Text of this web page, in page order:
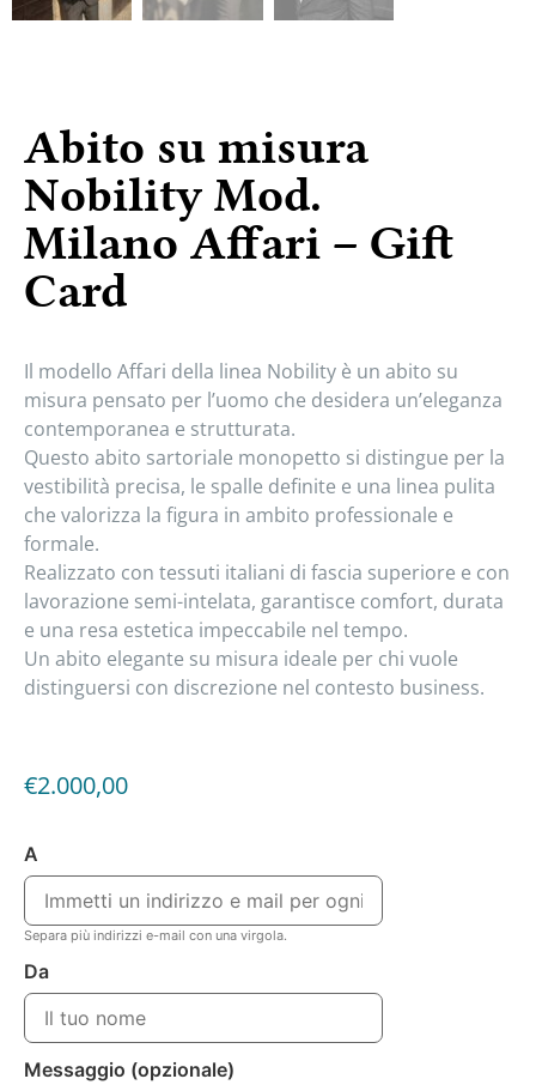
Abito su misura
Nobility Mod.
Milano Affari – Gift
Card
Il modello Affari della linea Nobility è un abito su
misura pensato per l’uomo che desidera un’eleganza
contemporanea e strutturata.
Questo abito sartoriale monopetto si distingue per la
vestibilità precisa, le spalle definite e una linea pulita
che valorizza la figura in ambito professionale e
formale.
Realizzato con tessuti italiani di fascia superiore e con
lavorazione semi-intelata, garantisce comfort, durata
e una resa estetica impeccabile nel tempo.
Un abito elegante su misura ideale per chi vuole
distinguersi con discrezione nel contesto business.
€2.000,00
A
Separa più indirizzi e-mail con una virgola.
Da
Messaggio (opzionale)